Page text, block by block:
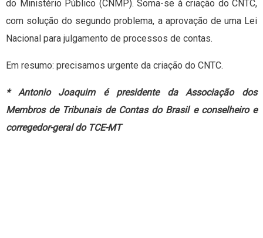
do Ministério Público (CNMP). Soma-se à criação do CNTC,
com solução do segundo problema, a aprovação de uma Lei
Nacional para julgamento de processos de contas.
Em resumo: precisamos urgente da criação do CNTC.
* Antonio Joaquim é presidente da Associação dos
Membros de Tribunais de Contas do Brasil e conselheiro e
corregedor-geral do TCE-MT